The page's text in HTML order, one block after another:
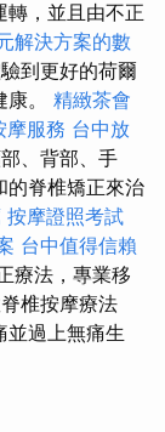
轉，並且由不正
解決方案的數
到更好的荷爾
。 精緻茶會
摩服務 台中放
、背部、手
的脊椎矯正來治
按摩證照考試
台中值得信賴
療法，專業移
椎按摩療法
並過上無痛生